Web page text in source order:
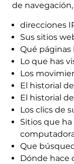
de
direcciones
Sus sitios
Qué páginas
Lo que has
Los
El historial
El historial
Los clics de
Sitios que
Que
Dónde hace